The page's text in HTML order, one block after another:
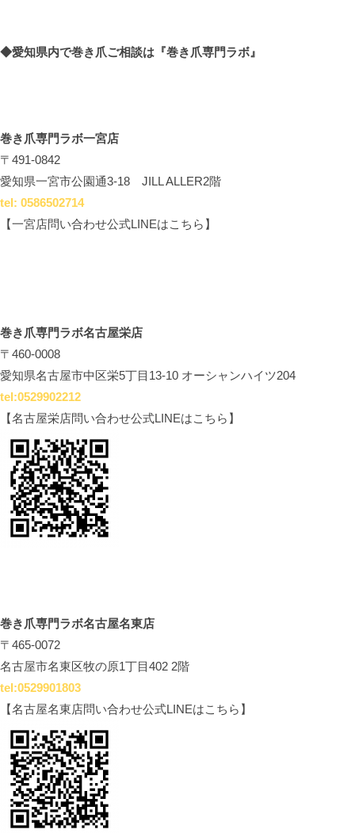
◆愛知県内で巻き爪ご相談は 『巻き爪専門ラボ』
巻き爪専門ラボ一宮店
〒491-0842
愛知県一宮市公園通3-18 JILL ALLER2階
tel: 0586502714
【一宮店問い合わせ公式LINEはこちら】
巻き爪専門ラボ名古屋栄店
〒460-0008
愛知県名古屋市中区栄5丁目13-10 オーシャンハイツ204
tel:0529902212
【名古屋栄店問い合わせ公式LINEはこちら】
巻き爪専門ラボ名古屋名東店
〒465-0072
名古屋市名東区牧の原1丁目402 2階
tel:0529901803
【名古屋名東店問い合わせ公式LINEはこちら】